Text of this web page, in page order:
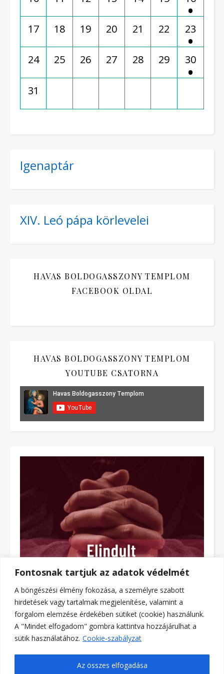
Fontosnak tartjuk az adatok védelmét
A böngészési élmény fokozása, a személyre szabott
hirdetések vagy tartalmak megjelenítése, valamint a
forgalom elemzése érdekében sütiket (cookie) használunk.
A "Mindet elfogadom" gombra kattintva hozzájárulhat a
sütik használatához. Cookie-szabályzat
Az összes elfogadása
17 18 19 20 21 22 23
24 25 26 27 28 29 30
31
Igenaptár
XIV. Leó pápa körlevelei
HAVAS BOLDOGASSZONY TEMPLOM
FACEBOOK OLDAL
HAVAS BOLDOGASSZONY TEMPLOM
YOUTUBE CSATORNA